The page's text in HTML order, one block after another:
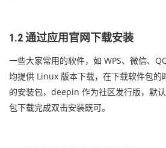
1.2 通过应用官网下载安装
一些大家常用的软件，如 WPS、微信、
均提供 Linux 版本下载，在下载软件包的
的安装包，deepin 作为社区发行版，默
包下载完成双击安装既可。